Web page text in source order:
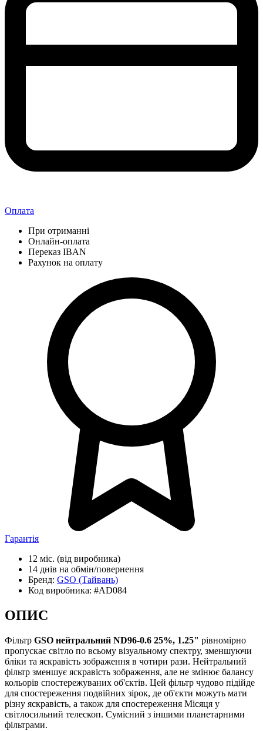
Оплата
При отриманні
Онлайн-оплата
Переказ IBAN
Рахунок на оплату
Гарантія
12 міс. (від виробника)
14 днів на обмін/повернення
Бренд: GSO (Тайвань)
Код виробника: #AD084
ОПИС
Фільтр GSO нейтральний ND96-0.6 25%, 1.25" рівномірно
пропускає світло по всьому візуальному спектру, зменшуючи
бліки та яскравість зображення в чотири рази. Нейтральний
фільтр зменшує яскравість зображення, але не змінює балансу
кольорів спостережуваних об'єктів. Цей фільтр чудово підійде
для спостереження подвійних зірок, де об'єкти можуть мати
різну яскравість, а також для спостереження Місяця у
світлосильний телескоп. Сумісний з іншими планетарними
фільтрами.